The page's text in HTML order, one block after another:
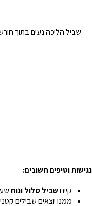
שביל הליכה נעים בתוך
נגישות וטיפים חשובים:
קייםשביל סלול ונוח
ממנו יוצאים שבילים